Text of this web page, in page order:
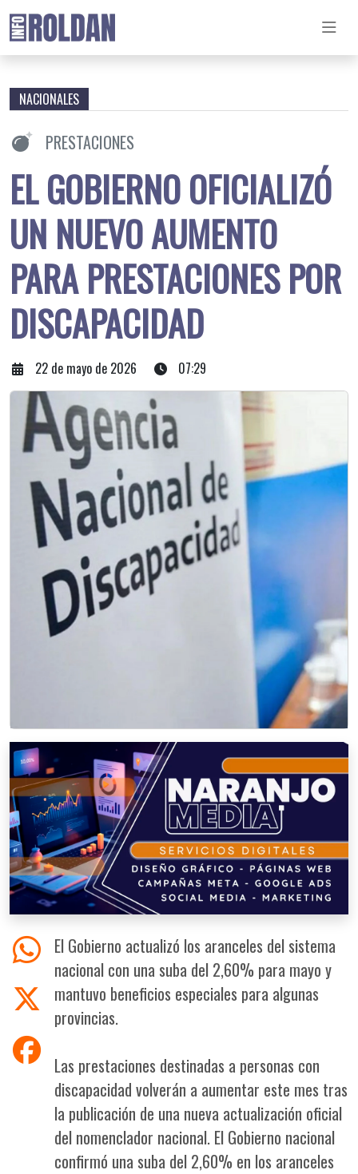
NACIONALES
PRESTACIONES
EL GOBIERNO OFICIALIZÓ
UN NUEVO AUMENTO
PARA PRESTACIONES POR
DISCAPACIDAD
22 de mayo de 2026 07:29
El Gobierno actualizó los aranceles del sistema
nacional con una suba del 2,60% para mayo y
mantuvo beneficios especiales para algunas
provincias.
Las prestaciones destinadas a personas con
discapacidad volverán a aumentar este mes tras
la publicación de una nueva actualización oficial
del nomenclador nacional. El Gobierno nacional
confirmó una suba del 2,60% en los aranceles